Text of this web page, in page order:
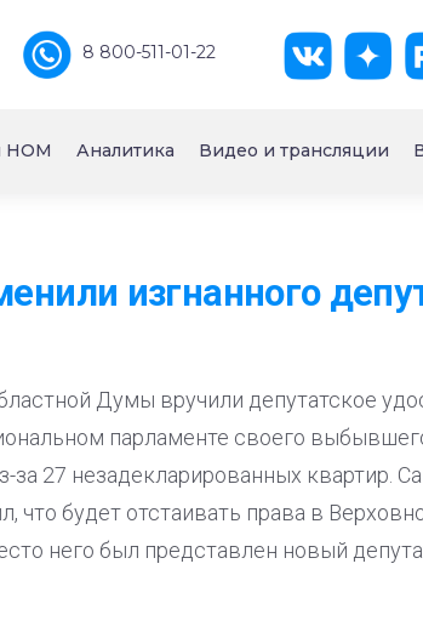
8 800-511-01-22
НОМ Аналитика Видео и трансляции
изгнанного
Думы вручили депутатское
парламенте своего
за 27 незадекларированных квартир.
что будет отстаивать права в
него был представлен новый